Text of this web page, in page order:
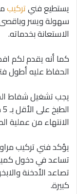
يستطيع فنيتركيب
سهولة ويسر
الاستعانة بخدماته.
كما أنه يقدم لكم
الحفاظ عليه أطول
يجب تشغيل شفاط
الانتهاء من عملية الطبخ
يؤكد فني تركيب
تساعد في دخول
تصاعد الأدخنة
كبيرة.